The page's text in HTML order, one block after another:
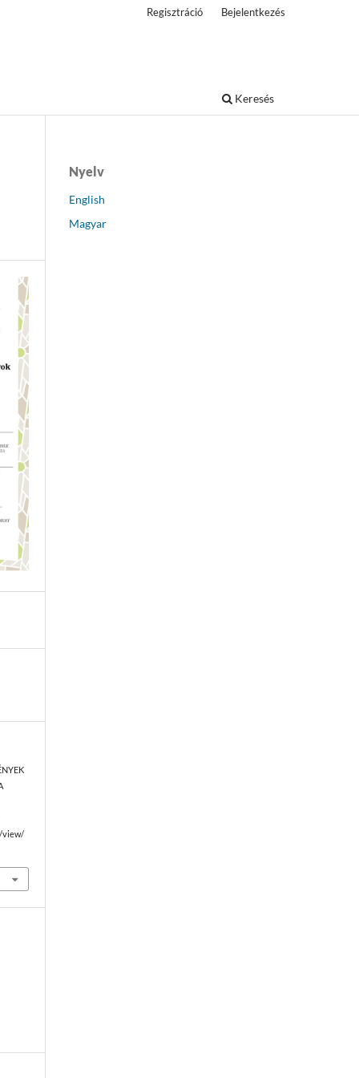
Keresés
Regisztráció Bejelentkezés
view/
Nyelv
English
Magyar